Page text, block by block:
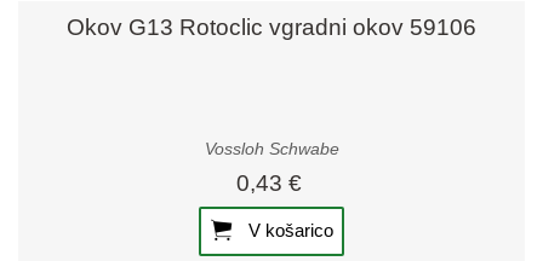
Okov G13 Rotoclic vgradni okov 59106
Vossloh Schwabe
0,43 €
V košarico